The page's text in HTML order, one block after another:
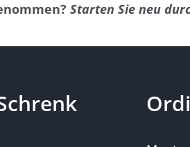
Starten Sie neu